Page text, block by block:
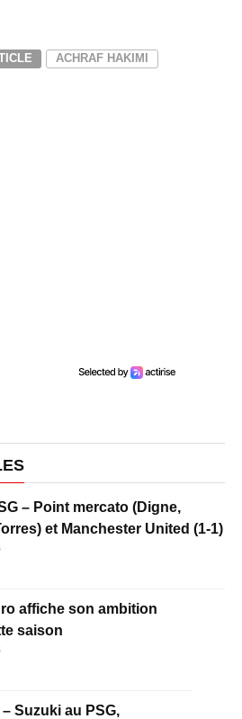
ACHRAF HAKIMI
– Point mercato (Digne,
et Manchester United (1-1)
affiche son ambition
saison
– Suzuki au PSG,